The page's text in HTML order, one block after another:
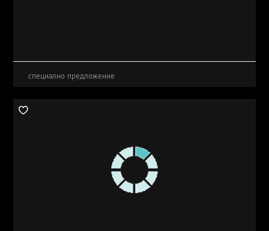
специално предложение